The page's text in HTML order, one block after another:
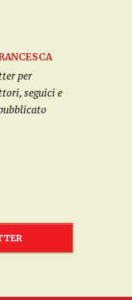
per
seguici e